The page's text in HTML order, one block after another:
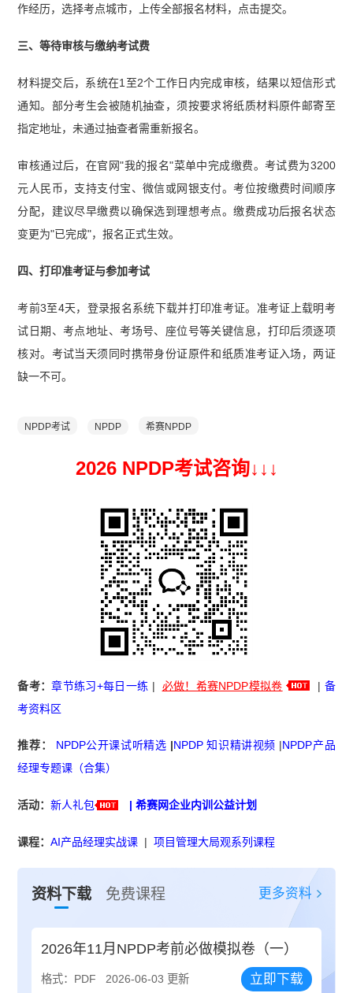
作经历，选择考点城市，上传全部报名材料，点击提交。
三、等待审核与缴纳考试费
材料提交后，系统在1至2个工作日内完成审核，结果以短信形式
通知。部分考生会被随机抽查，须按要求将纸质材料原件邮寄至
指定地址，未通过抽查者需重新报名。
审核通过后，在官网"我的报名"菜单中完成缴费。考试费为3200
元人民币，支持支付宝、微信或网银支付。考位按缴费时间顺序
分配，建议尽早缴费以确保选到理想考点。缴费成功后报名状态
变更为"已完成"，报名正式生效。
四、打印准考证与参加考试
考前3至4天，登录报名系统下载并打印准考证。准考证上载明考
试日期、考点地址、考场号、座位号等关键信息，打印后须逐项
核对。考试当天须同时携带身份证原件和纸质准考证入场，两证
缺一不可。
NPDP考试 NPDP 希赛NPDP
2026 NPDP考试咨询↓ ↓ ↓
备考：章节练习+每日一练 | 必做！希赛NPDP模拟卷 | 备
考资料区
推荐： NPDP公开课试听精选 |NPDP 知识精讲视频 |NPDP产品
经理专题课（合集）
活动：新人礼包 | 希赛网企业内训公益计划
课程：AI产品经理实战课 |项目管理大局观系列课程
资料下载 免费课程 更多资料
2026年11月NPDP考前必做模拟卷（一）
格式：PDF 2026-06-03 更新 立即下载